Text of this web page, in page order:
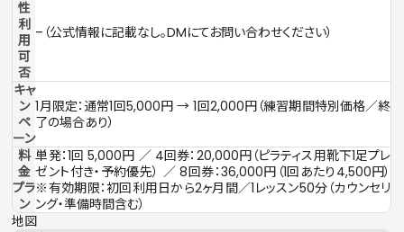
性
利
用
可
否
–（公式情報に記載なし。DMにてお問い合わせください）
キャ
ン
ペ
ーン
1月限定：通常1回5,000円 → 1回2,000円（練習期間特別価格／終
了の場合あり）
料
金
プラ
ン
単発：1回 5,000円 ／ 4回券：20,000円（ピラティス用靴下1足プレ
ゼント付き・予約優先） ／ 8回券：36,000円（1回あたり4,500円）
※有効期限：初回利用日から2ヶ月間／1レッスン50分（カウンセリ
ング・準備時間含む）
地図